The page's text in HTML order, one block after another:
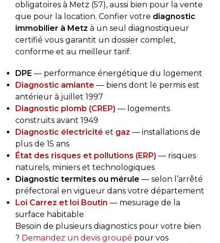
obligatoires à Metz (57), aussi bien pour la vente
que pour la location. Confier votre diagnostic
immobilier à Metz à un seul diagnostiqueur
certifié vous garantit un dossier complet,
conforme et au meilleur tarif.
DPE — performance énergétique du logement
Diagnostic amiante — biens dont le permis est
antérieur à juillet 1997
Diagnostic plomb (CREP) — logements
construits avant 1949
Diagnostic électricité et gaz — installations de
plus de 15 ans
État des risques et pollutions (ERP) — risques
naturels, miniers et technologiques
Diagnostic termites ou mérule — selon l’arrêté
préfectoral en vigueur dans votre département
Loi Carrez et loi Boutin — mesurage de la
surface habitable
Besoin de plusieurs diagnostics pour votre bien
? Demandez un devis groupé pour vos